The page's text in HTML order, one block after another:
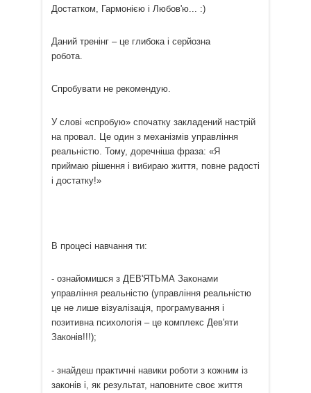
Достатком, Гармонією і Любов'ю... :)
Даний тренінг – це глибока і серйозна
робота.
Спробувати не рекомендую.
У слові «спробую» спочатку закладений настрій
на провал. Це один з механізмів управління
реальністю. Тому, доречніша фраза: «Я
приймаю рішення і вибираю життя, повне радості
і достатку!»
В процесі навчання ти:
- ознайомишся з ДЕВ'ЯТЬМА Законами
управління реальністю (управління реальністю
це не лише візуалізація, програмування і
позитивна психологія – це комплекс Дев'яти
Законів!!!);
- знайдеш практичні навики роботи з кожним із
законів і, як результат, наповните своє життя